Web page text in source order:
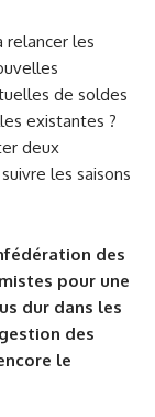
relancer les
de soldes
existantes ?
deux
les saisons
des
pour une
dur dans les
des
le